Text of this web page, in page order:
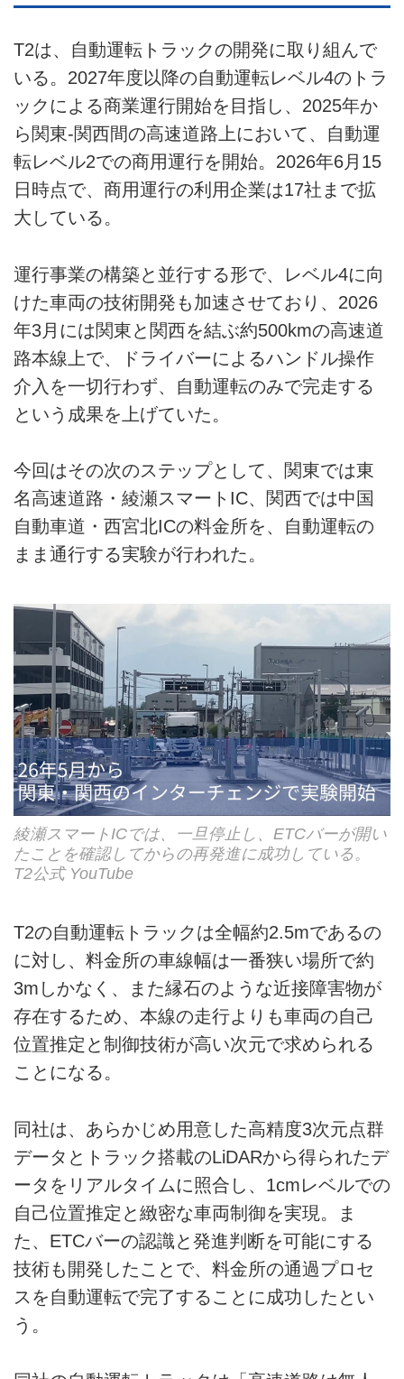
広告掲載について
T2は、自動運転トラックの開発に取り組んで
いる。2027年度以降の自動運転レベル4のトラ
ックによる商業運行開始を目指し、2025年か
ら関東-関西間の高速道路上において、自動運
転レベル2での商用運行を開始。2026年6月15
日時点で、商用運行の利用企業は17社まで拡
大している。
運行事業の構築と並行する形で、レベル4に向
けた車両の技術開発も加速させており、2026
年3月には関東と関西を結ぶ約500kmの高速道
路本線上で、ドライバーによるハンドル操作
介入を一切行わず、自動運転のみで完走する
という成果を上げていた。
今回はその次のステップとして、関東では東
名高速道路・綾瀬スマートIC、関西では中国
自動車道・西宮北ICの料金所を、自動運転の
まま通行する実験が行われた。
綾瀬スマートICでは、一旦停止し、ETCバーが開い
たことを確認してからの再発進に成功している。
T2公式 YouTube
T2の自動運転トラックは全幅約2.5mであるの
に対し、料金所の車線幅は一番狭い場所で約
3mしかなく、また縁石のような近接障害物が
存在するため、本線の走行よりも車両の自己
位置推定と制御技術が高い次元で求められる
ことになる。
同社は、あらかじめ用意した高精度3次元点群
データとトラック搭載のLiDARから得られたデ
ータをリアルタイムに照合し、1cmレベルでの
自己位置推定と緻密な車両制御を実現。ま
た、ETCバーの認識と発進判断を可能にする
技術も開発したことで、料金所の通過プロセ
スを自動運転で完了することに成功したとい
う。